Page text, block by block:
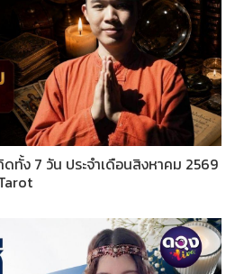
ทั้ง 7 วัน ประจำเดือนสิงหาคม 2569